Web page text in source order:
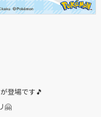
登場です🎵
🤗